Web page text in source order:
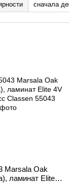
сначала
Marsala Oak
ламинат Elite